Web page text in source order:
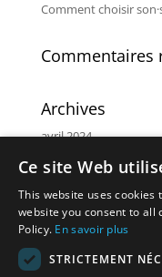
Comment choisir
Commentaires
Archives
avril 2024
Non classé
Méta
Ce site Web
This website uses
website you consent to all
Policy. En savoir plus
STRICTEMENT